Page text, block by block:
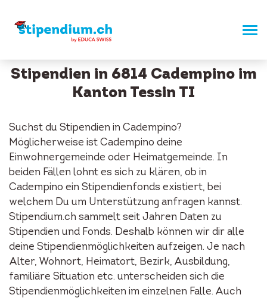
Stipendien in 6814 Cadempino im
Kanton Tessin TI
Suchst du Stipendien in Cadempino?
Möglicherweise ist Cadempino deine
Einwohnergemeinde oder Heimatgemeinde. In
beiden Fällen lohnt es sich zu klären, ob in
Cadempino ein Stipendienfonds existiert, bei
welchem Du um Unterstützung anfragen kannst.
Stipendium.ch sammelt seit Jahren Daten zu
Stipendien und Fonds. Deshalb können wir dir alle
deine Stipendienmöglichkeiten aufzeigen. Je nach
Alter, Wohnort, Heimatort, Bezirk, Ausbildung,
familiäre Situation etc. unterscheiden sich die
Stipendienmöglichkeiten im einzelnen Falle. Auch